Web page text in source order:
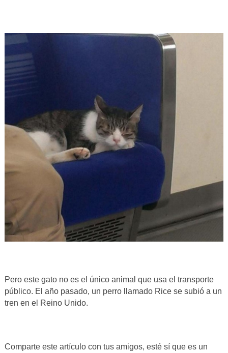
Pero este gato no es el único animal que usa el transporte
público. El año pasado, un perro llamado Rice se subió a un
tren en el Reino Unido.
Comparte este artículo con tus amigos, esté sí que es un